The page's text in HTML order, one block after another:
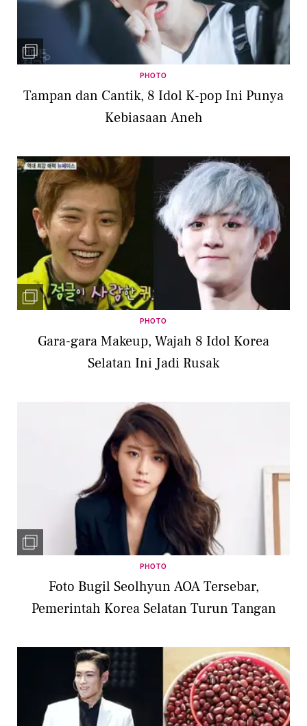
PHOTO
Tampan dan Cantik, 8 Idol K-pop Ini Punya
Kebiasaan Aneh
PHOTO
Gara-gara Makeup, Wajah 8 Idol Korea
Selatan Ini Jadi Rusak
PHOTO
Foto Bugil Seolhyun AOA Tersebar,
Pemerintah Korea Selatan Turun Tangan